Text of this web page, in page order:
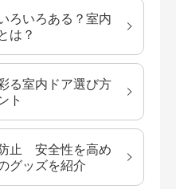
ろいろある？室内
は？
る室内ドア選び方
ト
止 安全性を高め
グッズを紹介